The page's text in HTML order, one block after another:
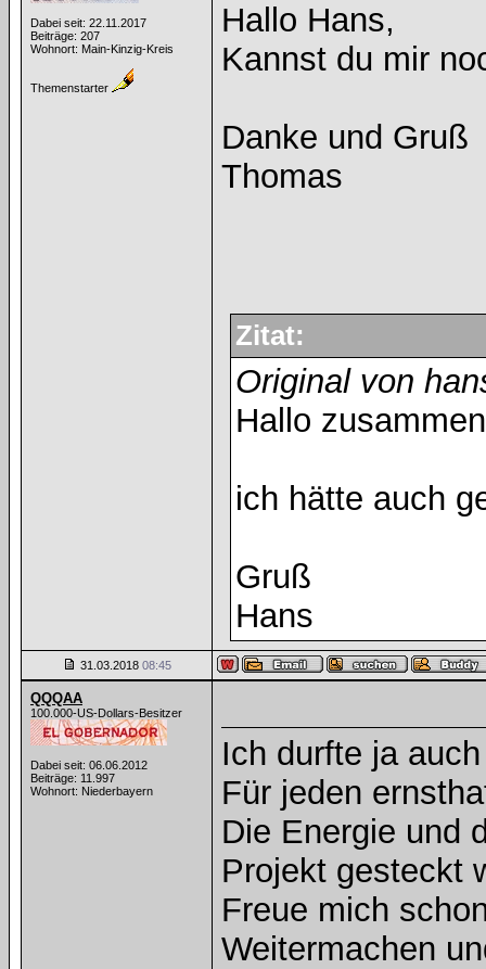
Dabei seit: 22.11.2017
Beiträge: 207
Wohnort: Main-Kinzig-Kreis
Themenstarter
Hallo Hans,
Kannst du mir
Danke und Gruß
Thomas
Zitat:
Original von
Hallo
ich hätte auch
Gruß
Hans
31.03.2018 08:45
QQQAA
100.000-US-Dollars-Besitzer
Dabei seit: 06.06.2012
Beiträge: 11.997
Wohnort: Niederbayern
Ich durfte ja
Für jeden
Die Energie und
Projekt gesteckt
Freue mich
Weitermachen